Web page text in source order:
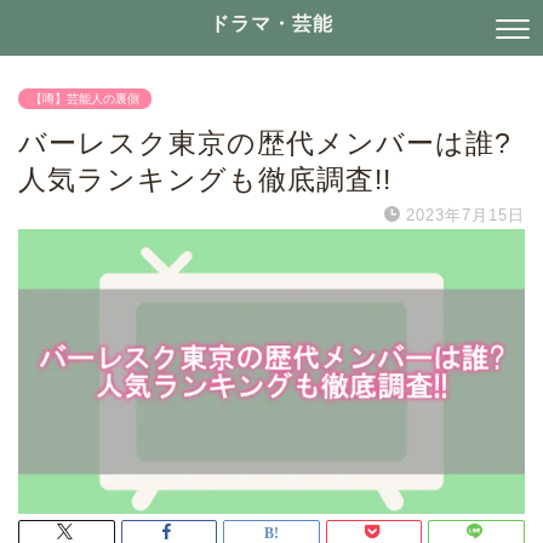
ドラマ・芸能
【噂】芸能人の裏側
バーレスク東京の歴代メンバーは誰?
人気ランキングも徹底調査!!
2023年7月15日